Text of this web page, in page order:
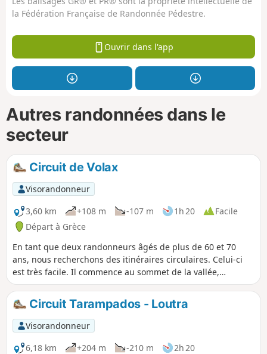
la Fédération Française de Randonnée Pédestre.
Ouvrir dans l'app
Autres randonnées dans le
secteur
Circuit de Volax
Visorandonneur
3,60 km
+108 m -107 m 1h 20
Facile
Départ à Grèce
En tant que deux randonneurs âgés de plus de 60 et 70
ans, nous recherchons des itinéraires circulaires. Celui-ci
est très facile. Il commence au sommet de la vallée,
descend doucement dans le paysage étrange autour de
Volax, puis remonte vers le village. Nous avons ensuite
emprunté la route peu fréquentée, qui est assez plate, pour
retourner à la voiture. Les gros blocs de pierre/granit,
probablement d'origine volcanique, sont très particuliers et
valent le détour.
Circuit Tarampados - Loutra
Visorandonneur
6,18 km
+204 m -210 m
2h 20